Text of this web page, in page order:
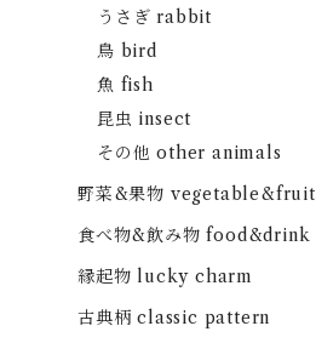
うさぎ rabbit
鳥 bird
魚 fish
昆虫 insect
その他 other animals
野菜&果物 vegetable&fruit
食べ物&飲み物 food&drink
縁起物 lucky charm
古典柄 classic pattern